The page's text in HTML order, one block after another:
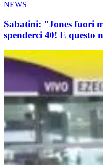
NEWS
Sabatini: "Jones fuori
spenderci 40! E questo